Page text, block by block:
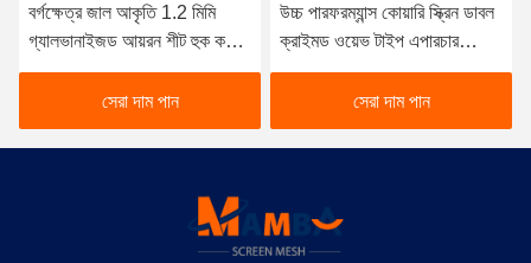
বর্গক্ষেত্র জাল আকৃতি 1.2 মিমি
গ্যালভানাইজড আয়রন শীট হুক কভার
সঙ্গে quarry স্ক্রিন জাল
সেরা দাম পান
উচ্চ পারফরম্যান্স কোয়ারি স্ক্রিন ডাবল
ক্রাইমড ওয়েভ টাইপ এপারচার
টোলারেন্স 3%
সেরা দাম পান